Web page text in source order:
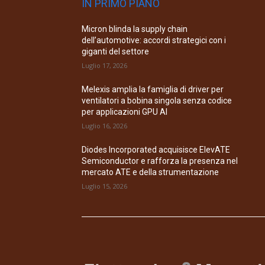
IN PRIMO PIANO
Micron blinda la supply chain
dell’automotive: accordi strategici con i
giganti del settore
Luglio 17, 2026
Melexis amplia la famiglia di driver per
ventilatori a bobina singola senza codice
per applicazioni GPU AI
Luglio 16, 2026
Diodes Incorporated acquisisce ElevATE
Semiconductor e rafforza la presenza nel
mercato ATE e della strumentazione
Luglio 15, 2026